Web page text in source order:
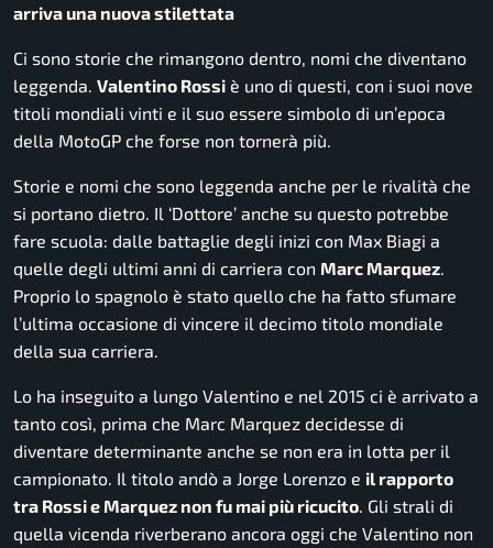
arriva una nuova stilettata
Ci sono storie che rimangono dentro, nomi che diventano
leggenda. Valentino Rossi è uno di questi, con i suoi nove
titoli mondiali vinti e il suo essere simbolo di un’epoca
della MotoGP che forse non tornerà più.
Storie e nomi che sono leggenda anche per le rivalità che
si portano dietro. Il ‘Dottore’ anche su questo potrebbe
fare scuola: dalle battaglie degli inizi con Max Biagi a
quelle degli ultimi anni di carriera con Marc Marquez.
Proprio lo spagnolo è stato quello che ha fatto sfumare
l’ultima occasione di vincere il decimo titolo mondiale
della sua carriera.
Lo ha inseguito a lungo Valentino e nel 2015 ci è arrivato a
tanto così, prima che Marc Marquez decidesse di
diventare determinante anche se non era in lotta per il
campionato. Il titolo andò a Jorge Lorenzo e il rapporto
tra Rossi e Marquez non fu mai più ricucito. Gli strali di
quella vicenda riverberano ancora oggi che Valentino non